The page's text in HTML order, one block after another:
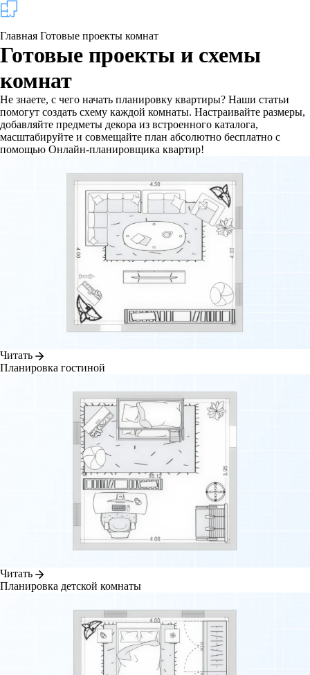
Главная Готовые проекты комнат
Готовые проекты и схемы
комнат
Не знаете, с чего начать планировку квартиры? Наши статьи
помогут создать схему каждой комнаты. Настраивайте размеры,
добавляйте предметы декора из встроенного каталога,
масштабируйте и совмещайте план абсолютно бесплатно с
помощью Онлайн-планировщика квартир!
Читать
Планировка гостиной
Читать
Планировка детской комнаты